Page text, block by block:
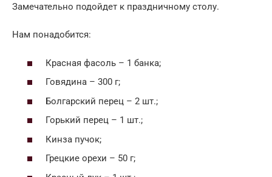
Замечательно подойдет к праздничному столу.
Нам понадобится:
Красная фасоль – 1 банка;
Говядина – 300 г;
Болгарский перец – 2 шт.;
Горький перец – 1 шт.;
Кинза пучок;
Грецкие орехи – 50 г;